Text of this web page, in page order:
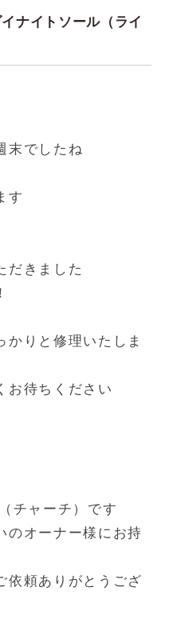
ナイトソール（ライ
末でしたね
す
だきました
かりと修理いたしま
お待ちください
チャーチ）です
のオーナー様にお持
依頼ありがとうござ